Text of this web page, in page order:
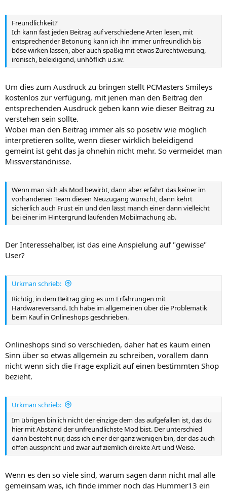
Freundlichkeit?
Ich kann fast jeden Beitrag auf verschiedene Arten lesen, mit
entsprechender Betonung kann ich ihn immer unfreundlich bis
böse wirken lassen, aber auch spaßig mit etwas Zurechtweisung,
ironisch, beleidigend, unhöflich u.s.w.
Um dies zum Ausdruck zu bringen stellt PCMasters Smileys
kostenlos zur verfügung, mit jenen man den Beitrag den
entsprechenden Ausdruck geben kann wie dieser Beitrag zu
verstehen sein sollte.
Wobei man den Beitrag immer als so posetiv wie möglich
interpretieren sollte, wenn dieser wirklich beleidigend
gemeint ist geht das ja ohnehin nicht mehr. So vermeidet man
Missverständnisse.
Wenn man sich als Mod bewirbt, dann aber erfährt das keiner im
vorhandenen Team diesen Neuzugang wünscht, dann kehrt
sicherlich auch Frust ein und den lässt manch einer dann vielleicht
bei einer im Hintergrund laufenden Mobilmachung ab.
Der Interessehalber, ist das eine Anspielung auf "gewisse"
User?
Urkman schrieb:
Richtig, in dem Beitrag ging es um Erfahrungen mit
Hardwareversand. Ich habe im allgemeinen über die Problematik
beim Kauf in Onlineshops geschrieben.
Onlineshops sind so verschieden, daher hat es kaum einen
Sinn über so etwas allgemein zu schreiben, vorallem dann
nicht wenn sich die Frage explizit auf einen bestimmten Shop
bezieht.
Urkman schrieb:
Im übrigen bin ich nicht der einzige dem das aufgefallen ist, das du
hier mit Abstand der unfreundlichste Mod bist. Der unterschied
darin besteht nur, dass ich einer der ganz wenigen bin, der das auch
offen ausspricht und zwar auf ziemlich direkte Art und Weise.
Wenn es den so viele sind, warum sagen dann nicht mal alle
gemeinsam was, ich finde immer noch das Hummer13 ein